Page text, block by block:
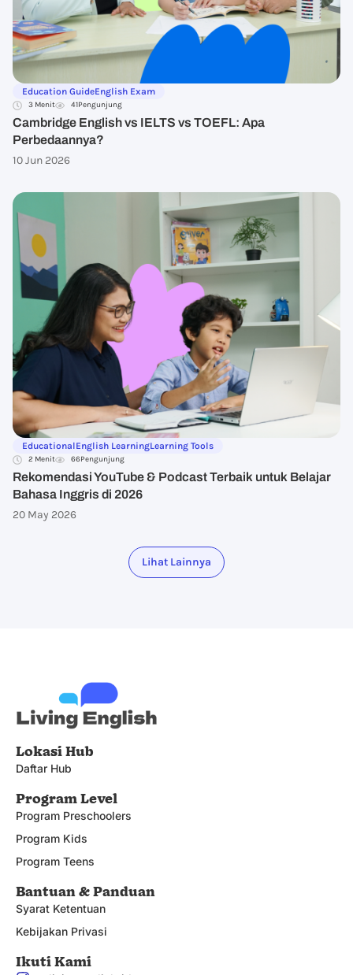
Education GuideEnglish Exam
3 Menit 41Pengunjung
Cambridge English vs IELTS vs TOEFL: Apa
Perbedaannya?
10 Jun 2026
EducationalEnglish LearningLearning Tools
2 Menit 66Pengunjung
Rekomendasi YouTube & Podcast Terbaik untuk Belajar
Bahasa Inggris di 2026
20 May 2026
Lihat Lainnya
Lokasi Hub
Daftar Hub
Program Level
Program Preschoolers
Program Kids
Program Teens
Bantuan & Panduan
Syarat Ketentuan
Kebijakan Privasi
Ikuti Kami